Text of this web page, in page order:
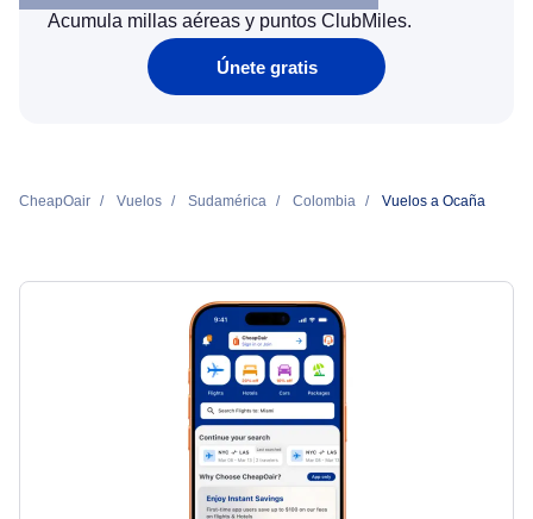
Acumula millas aéreas y puntos ClubMiles.
Únete gratis
CheapOair Vuelos Sudamérica Colombia Vuelos a Ocaña